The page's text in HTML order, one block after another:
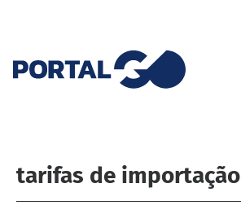
tarifas de importação